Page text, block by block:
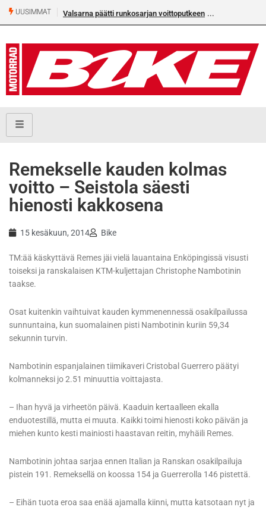
UUSIMMAT Valsarna päätti runkosarjan voittoputkeen
Remekselle kauden kolmas
voitto – Seistola säesti
hienosti kakkosena
15 kesäkuun, 2014 Bike
TM:ää käskyttävä Remes jäi vielä lauantaina Enköpingissä visusti
toiseksi ja ranskalaisen KTM-kuljettajan Christophe Nambotinin
taakse.
Osat kuitenkin vaihtuivat kauden kymmenennessä osakilpailussa
sunnuntaina, kun suomalainen pisti Nambotinin kuriin 59,34
sekunnin turvin.
Nambotinin espanjalainen tiimikaveri Cristobal Guerrero päätyi
kolmanneksi jo 2.51 minuuttia voittajasta.
– Ihan hyvä ja virheetön päivä. Kaaduin kertaalleen ekalla
enduotestillä, mutta ei muuta. Kaikki toimi hienosti koko päivän ja
miehen kunto kesti mainiosti haastavan reitin, myhäili Remes.
Nambotinin johtaa sarjaa ennen Italian ja Ranskan osakilpailuja
pistein 191. Remeksellä on koossa 154 ja Guerrerolla 146 pistettä.
– Eihän tuota eroa saa enää ajamalla kiinni, mutta katsotaan nyt ja